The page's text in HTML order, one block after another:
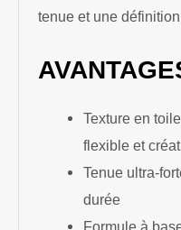
tenue et une
Texture en
flexible et
Tenue ultra-
durée
Formule à